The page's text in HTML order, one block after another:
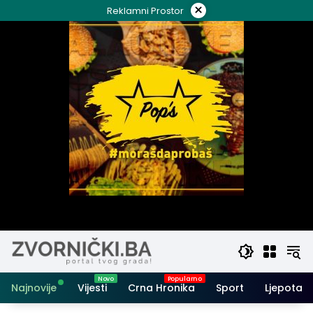
to
Reklamni Prostor ×
Najnovije Vijesti Crna Hronika Sport Ljepota i